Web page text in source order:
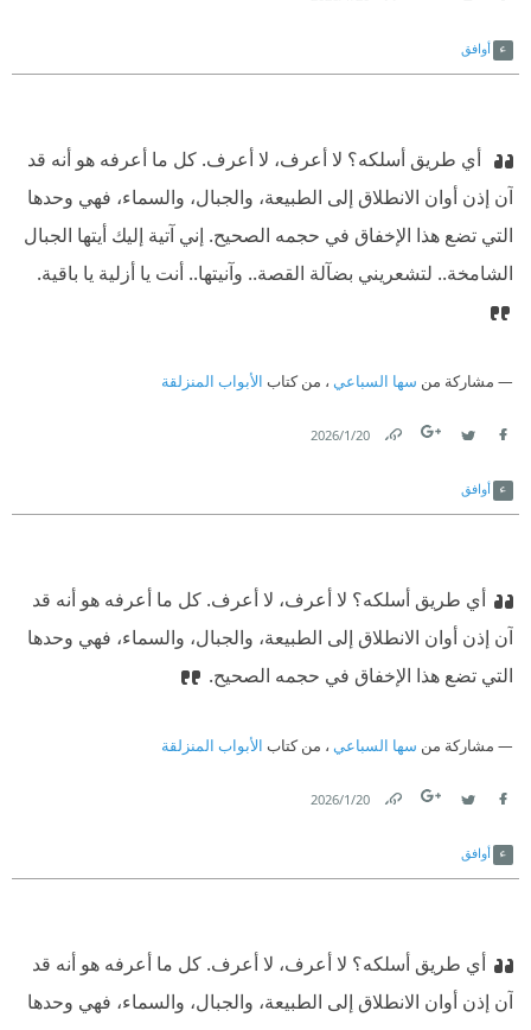
أوافق
‫ أي طريق أسلكه؟ لا أعرف، لا أعرف. كل ما أعرفه هو أنه قد
آن إذن أوان الانطلاق إلى الطبيعة، والجبال، والسماء، فهي وحدها
التي تضع هذا الإخفاق في حجمه الصحيح. إني آتية إليك أيتها الجبال
الشامخة.. لتشعريني بضآلة القصة.. وآنيتها.. أنت يا أزلية يا باقية.
مشاركة من سها السباعي ، من كتاب الأبواب المنزلقة
20‏/1‏/2026
أوافق
أي طريق أسلكه؟ لا أعرف، لا أعرف. كل ما أعرفه هو أنه قد
آن إذن أوان الانطلاق إلى الطبيعة، والجبال، والسماء، فهي وحدها
التي تضع هذا الإخفاق في حجمه الصحيح.
مشاركة من سها السباعي ، من كتاب الأبواب المنزلقة
20‏/1‏/2026
أوافق
أي طريق أسلكه؟ لا أعرف، لا أعرف. كل ما أعرفه هو أنه قد
آن إذن أوان الانطلاق إلى الطبيعة، والجبال، والسماء، فهي وحدها